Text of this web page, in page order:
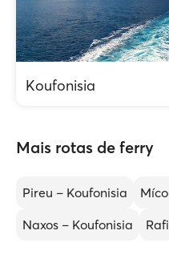
Koufonisia
Mais rotas de ferry
Pireu – Koufonisia
Naxos – Koufonisia